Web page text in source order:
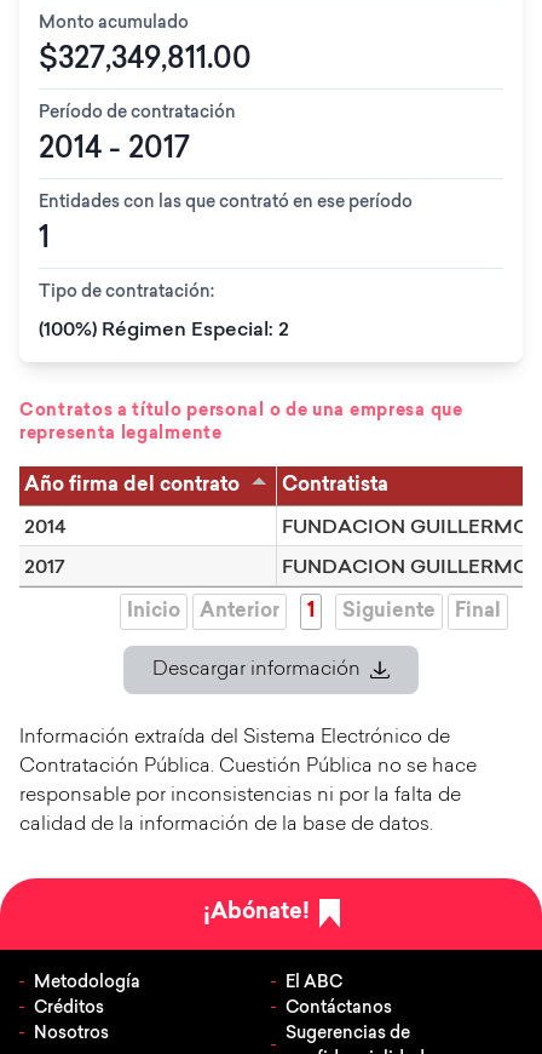
Monto acumulado
$327,349,811.00
Período de contratación
2014 - 2017
Entidades con las que contrató en ese período
1
Tipo de contratación:
(100%) Régimen Especial: 2
Contratos a título personal o de una empresa que
representa legalmente
Año firma del contrato Contratista
2014
FUNDACION GUILLERMO
2017
FUNDACION GUILLERMO
Inicio Anterior 1 Siguiente Final
Descargar información
Información extraída del Sistema Electrónico de
Contratación Pública. Cuestión Pública no se hace
responsable por inconsistencias ni por la falta de
calidad de la información de la base de datos.
¡Abónate!
Metodología
El ABC
Créditos
Contáctanos
Nosotros
Sugerencias de